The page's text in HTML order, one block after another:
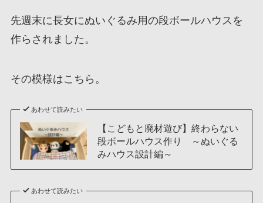
先週末に長女にぬいぐるみ用の段ボールハウスを
作らされました。
その模様はこちら。
あわせて読みたい
【こどもと廃材遊び】終わらない
段ボールハウス作り ～ぬいぐる
みハウス設計編～
あわせて読みたい